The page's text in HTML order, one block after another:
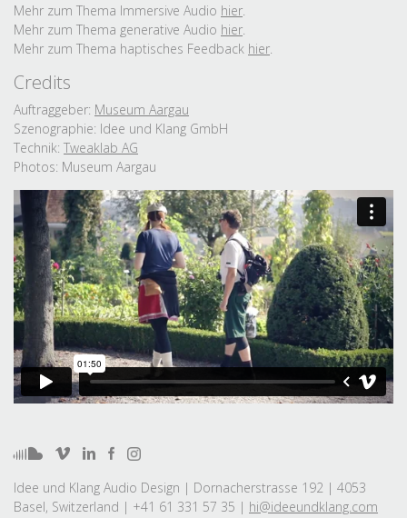
Mehr zum Thema Immersive Audio hier
Mehr zum Thema generative Audio hier
Mehr zum Thema haptisches Feedback hier
Credits
Auftraggeber: Museum Aargau
Szenographie: Idee und Klang GmbH
Technik: Tweaklab AG
Photos: Museum Aargau
Idee und Klang Audio Design | Dornacherstrasse 192 | 4053
Basel, Switzerland | +41 61 331 57 35 | hi@ideeundklang.com